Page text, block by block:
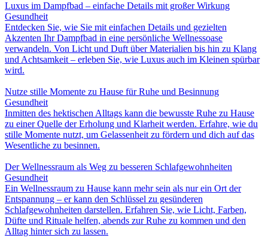
Luxus im Dampfbad – einfache Details mit großer Wirkung
Gesundheit
Entdecken Sie, wie Sie mit einfachen Details und gezielten
Akzenten Ihr Dampfbad in eine persönliche Wellnessoase
verwandeln. Von Licht und Duft über Materialien bis hin zu Klang
und Achtsamkeit – erleben Sie, wie Luxus auch im Kleinen spürbar
wird.
Nutze stille Momente zu Hause für Ruhe und Besinnung
Gesundheit
Inmitten des hektischen Alltags kann die bewusste Ruhe zu Hause
zu einer Quelle der Erholung und Klarheit werden. Erfahre, wie du
stille Momente nutzt, um Gelassenheit zu fördern und dich auf das
Wesentliche zu besinnen.
Der Wellnessraum als Weg zu besseren Schlafgewohnheiten
Gesundheit
Ein Wellnessraum zu Hause kann mehr sein als nur ein Ort der
Entspannung – er kann den Schlüssel zu gesünderen
Schlafgewohnheiten darstellen. Erfahren Sie, wie Licht, Farben,
Düfte und Rituale helfen, abends zur Ruhe zu kommen und den
Alltag hinter sich zu lassen.